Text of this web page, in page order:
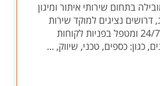
בתחום שירותי איתור ומיגון
נציגים למוקד שירות
לקוחות. המוקד פעיל 24/7 ומטפל בפניות לקוחות
כגון: כספים, טכני, שיווק, ...